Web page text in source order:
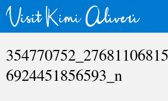
6924451856593_n